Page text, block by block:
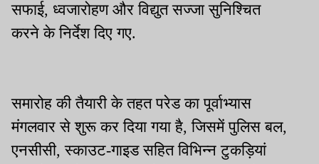
सफाई, ध्वजारोहण और विद्युत सज्जा सुनिश्चित
करने के निर्देश दिए गए.
समारोह की तैयारी के तहत परेड का पूर्वाभ्यास
मंगलवार से शुरू कर दिया गया है, जिसमें पुलिस बल,
एनसीसी, स्काउट-गाइड सहित विभिन्न टुकड़ियां